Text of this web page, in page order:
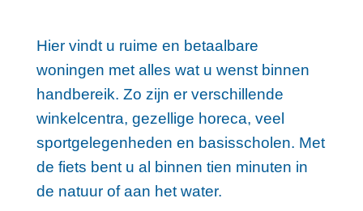
Hier vindt u ruime en betaalbare
woningen met alles wat u wenst binnen
handbereik. Zo zijn er verschillende
winkelcentra, gezellige horeca, veel
sportgelegenheden en basisscholen. Met
de fiets bent u al binnen tien minuten in
de natuur of aan het water.